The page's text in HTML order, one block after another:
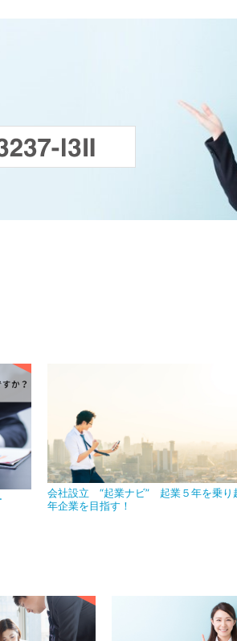
会社設立 “起業ナビ” 起業５年を乗り
年企業を目指す！